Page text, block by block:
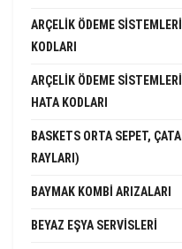
ARÇELIK ÖDEME
KODLARI
ARÇELIK ÖDEME
HATA KODLARI
BASKETS ORTA SEPET,
RAYLARI)
BAYMAK KOMBI ARIZALARI
BEYAZ EŞYA SERVISLERI